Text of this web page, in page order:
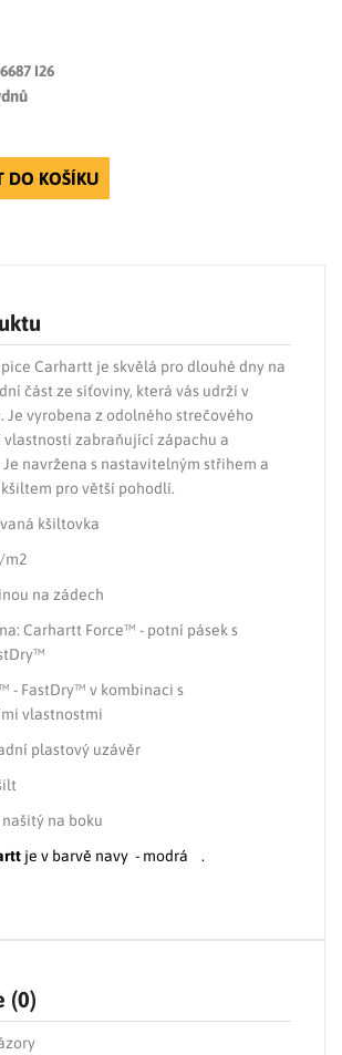
I26
DO KOŠÍKU
Carhartt je skvělá pro dlouhé dny na
část ze síťoviny, která vás udrží v
Je vyrobena z odolného strečového
zabraňující zápachu a
navržena s nastavitelným střihem a
pro větší pohodlí.
kšiltovka
m2
na zádech
Carhartt Force™ - potní pásek s
- FastDry™ v kombinaci s
vlastnostmi
plastový uzávěr
na boku
je v barvě navy - modrá .
(0)